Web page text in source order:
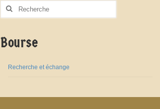
Rechercher
Bourse
Recherche et échange